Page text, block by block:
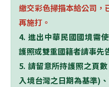
繳交彩色掃描本給公司，
再施打。
4. 進出中華民國國境需
護照或雙重國籍者請事先
5. 請留意所持護照之頁
入境台灣之日期為基準)